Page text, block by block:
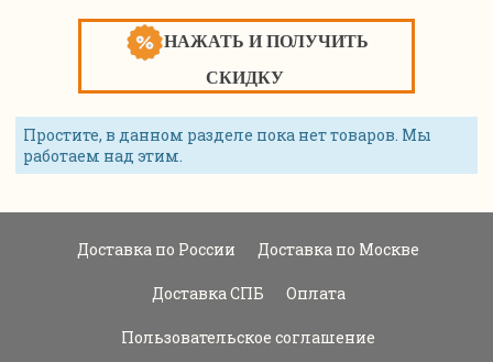
НАЖАТЬ И ПОЛУЧИТЬ
СКИДКУ
Простите, в данном разделе пока нет товаров. Мы
работаем над этим.
Доставка по России Доставка по Москве
Доставка СПБ Оплата
Пользовательское соглашение